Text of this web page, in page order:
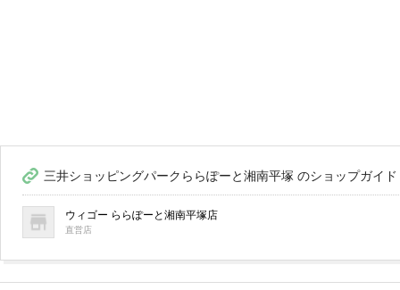
三井ショッピングパークららぽーと湘南平塚 のショップガイド
ウィゴー ららぽーと湘南平塚店
直営店